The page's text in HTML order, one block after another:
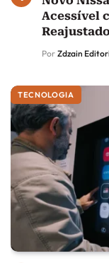
Acessível
Por Zdzain
TECNOLOGIA